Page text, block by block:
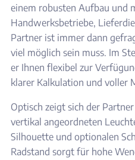
einem robusten Aufbau und
Handwerksbetriebe,
Partner ist immer dann
viel möglich sein muss. Im
er Ihnen flexibel zur
klarer Kalkulation und voller
Optisch zeigt sich der
vertikal angeordneten
Silhouette und optionalen
Radstand sorgt für hohe